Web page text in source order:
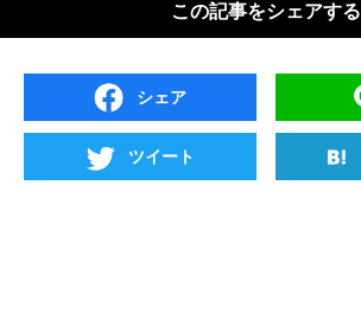
この記事をシェアする
シェア
ツイート